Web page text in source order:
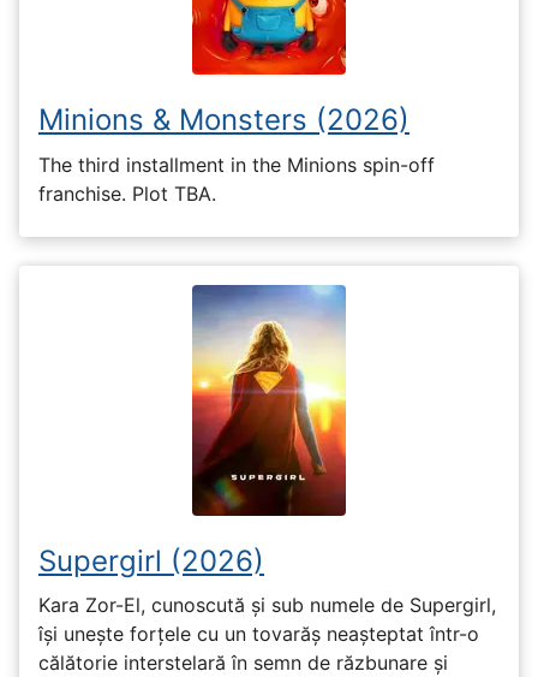
Minions & Monsters (2026)
The third installment in the Minions spin-off
franchise. Plot TBA.
Supergirl (2026)
Kara Zor-El, cunoscută și sub numele de Supergirl,
își unește forțele cu un tovarăș neașteptat într-o
călătorie interstelară în semn de răzbunare și